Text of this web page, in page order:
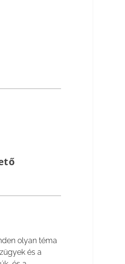
olyan téma
és a